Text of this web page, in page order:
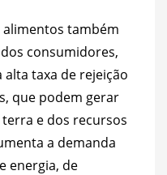
alimentos também
consumidores,
taxa de rejeição
que podem gerar
e dos recursos
a demanda
energia, de